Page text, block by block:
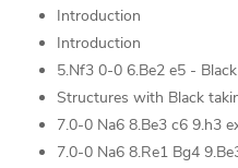
Introduction
Introduction
5.Nf3 0-0 6.Be2 e5 -
Structures with Black
7.0-0 Na6 8.Be3 c6 9.h3
7.0-0 Na6 8.Re1 Bg4